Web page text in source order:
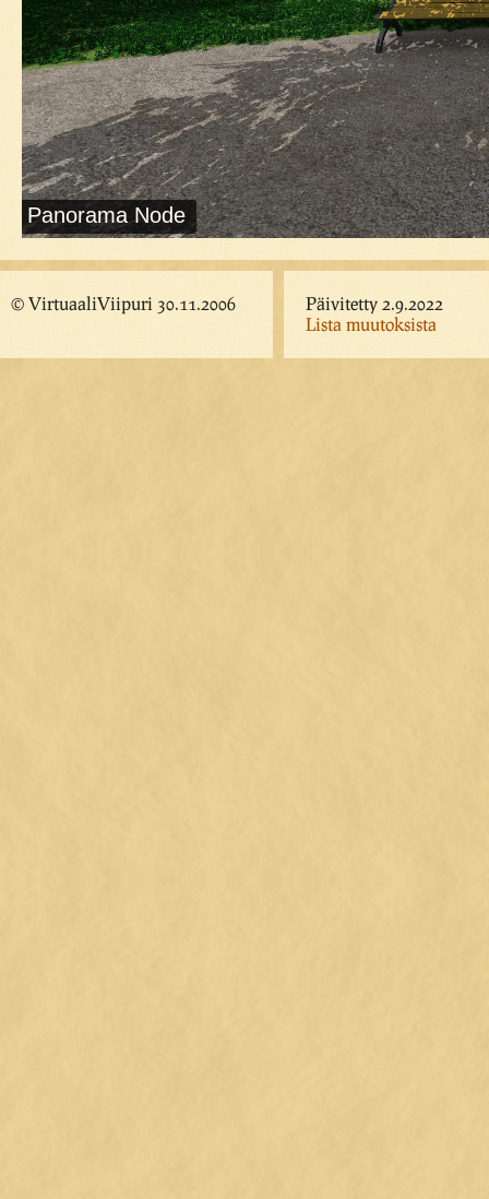
Panorama Node
© VirtuaaliViipuri 30.11.2006
Päivitetty 2.9.2022
Lista muutoksista